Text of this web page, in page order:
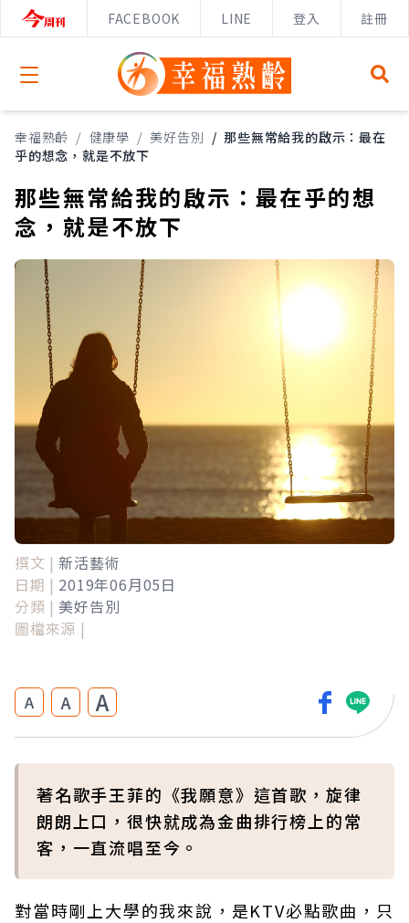
FACEBOOK LINE 登入 註冊
Open menu
幸福熟齡 / 健康學 / 美好告別 / 那些無常給我的啟示：最在
乎的想念，就是不放下
那些無常給我的啟示：最在乎的想
念，就是不放下
撰文 | 新活藝術
日期 | 2019年06月05日
分類 | 美好告別
圖檔來源 |
A A A
著名歌手王菲的《我願意》這首歌，旋律
朗朗上口，很快就成為金曲排行榜上的常
客，一直流唱至今。
對當時剛上大學的我來說，是KTV必點歌曲，只